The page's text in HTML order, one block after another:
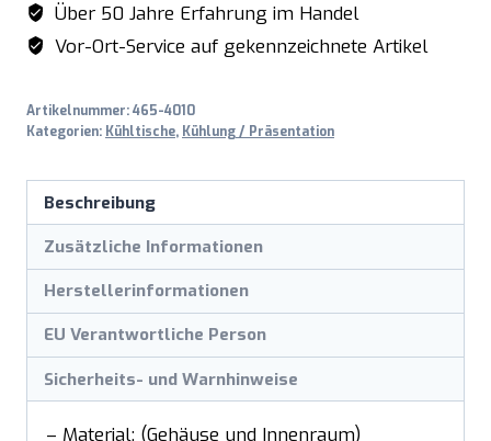
Über 50 Jahre Erfahrung im Handel
Vor-Ort-Service auf gekennzeichnete Artikel
Artikelnummer:465-4010
Kategorien: Kühltische, Kühlung / Präsentation
Beschreibung
Zusätzliche Informationen
Herstellerinformationen
EU Verantwortliche Person
Sicherheits- und Warnhinweise
– Material: (Gehäuse und Innenraum)